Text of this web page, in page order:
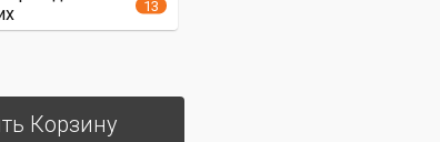
13
Корзину